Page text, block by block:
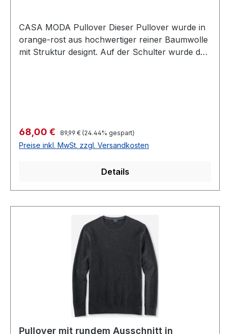
CASA MODA Pullover Dieser Pullover wurde in
orange-rost aus hochwertiger reiner Baumwolle
mit Struktur designt. Auf der Schulter wurde der
BrusttaschePassform: Normal geschnitten91 %
Baumwolle 9 % Polyamid30° waschbarModell
Nr.: 423914500Farb Nr.: 484
Verkaufspreis:
68,00 € Regulärer Preis:
89,99 € (24.44% gespart)
Preise inkl. MwSt. zzgl. Versandkosten
Details
Pullover mit rundem Ausschnitt in